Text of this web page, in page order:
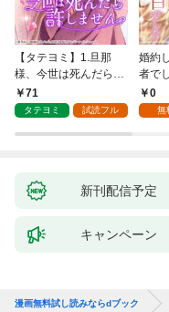
【タテヨミ】1.旦那
様、今世は死んだら許
しません
71
タテヨミ 試読フル
婚約
者で
0
無
新刊配信予定
キャンペーン
漫画無料試し読みならdブック